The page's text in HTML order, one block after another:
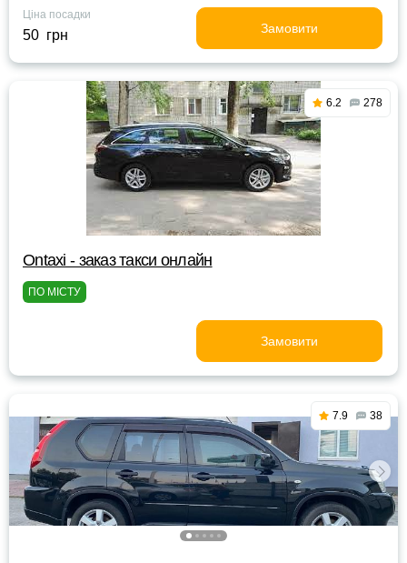
Ціна посадки
50 грн Замовити
6.2 278
Ontaxi - заказ такси онлайн
ПО МІСТУ
Замовити
7.9 38